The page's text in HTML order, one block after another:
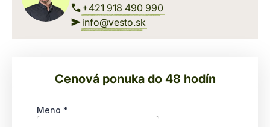
+421 918 490 990
info@vesto.sk
Cenová ponuka do 48 hodín